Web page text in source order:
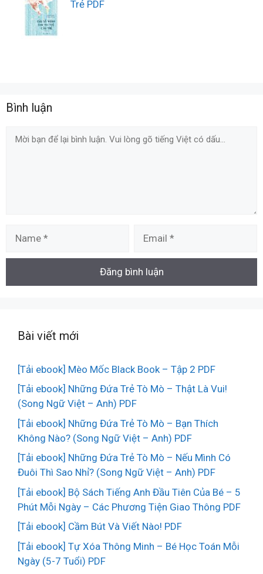
Trẻ PDF
Bình luận
Comment
Bài viết mới
[Tải ebook] Mèo Mốc Black Book – Tập 2 PDF
[Tải ebook] Những Đứa Trẻ Tò Mò – Thật Là Vui!
(Song Ngữ Việt – Anh) PDF
[Tải ebook] Những Đứa Trẻ Tò Mò – Bạn Thích
Không Nào? (Song Ngữ Việt – Anh) PDF
[Tải ebook] Những Đứa Trẻ Tò Mò – Nếu Mình Có
Đuôi Thì Sao Nhỉ? (Song Ngữ Việt – Anh) PDF
[Tải ebook] Bộ Sách Tiếng Anh Đầu Tiên Của Bé – 5
Phút Mỗi Ngày – Các Phương Tiện Giao Thông PDF
[Tải ebook] Cầm Bút Và Viết Nào! PDF
[Tải ebook] Tự Xóa Thông Minh – Bé Học Toán Mỗi
Ngày (5-7 Tuổi) PDF